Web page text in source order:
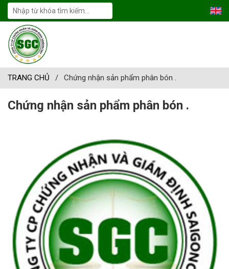
TRANG CHỦ / Chứng nhận sản phẩm phân bón .
Chứng nhận sản phẩm phân bón .